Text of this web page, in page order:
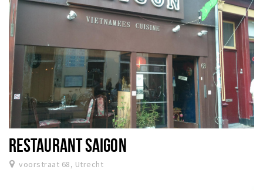
RESTAURANT SAIGON
voorstraat 68, Utrecht